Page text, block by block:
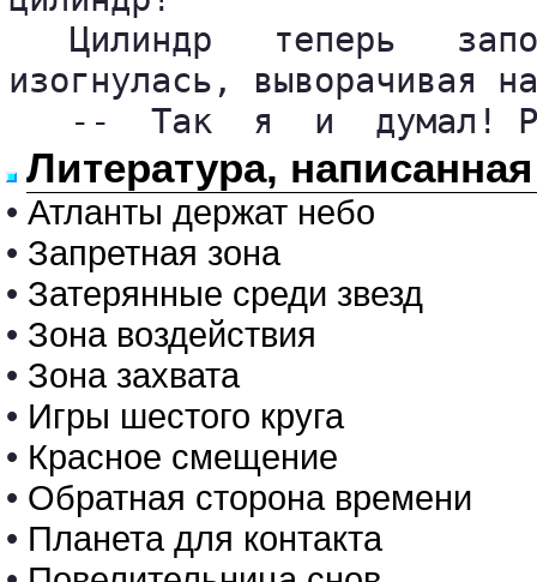
Цилиндр   теперь
изогнулась, выворачивая
--  Так  я  и  думал!
Литература,
• Атланты держат небо
• Запретная зона
• Затерянные среди звезд
• Зона воздействия
• Зона захвата
• Игры шестого круга
• Красное смещение
• Обратная сторона времени
• Планета для контакта